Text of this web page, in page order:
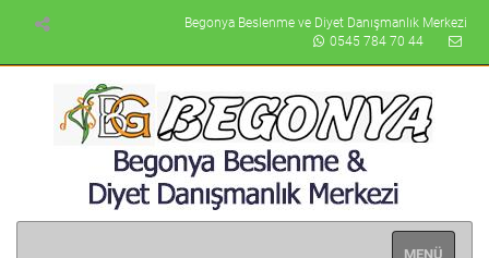
Begonya Beslenme ve Diyet Danışmanlık Merkezi
0545 784 70 44